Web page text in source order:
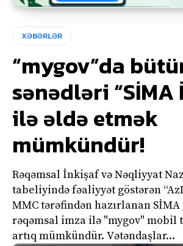
XƏBƏRLƏR
“mygov”da
sənədləri “SİMA
ilə əldə etmək
mümkündür!
Rəqəmsal İnkişaf və Nəqliyyat
tabeliyində fəaliyyət göstərən
MMC tərəfindən hazırlanan
rəqəmsal imza ilə "mygov" mobil
artıq mümkündür. Vətəndaşlar...